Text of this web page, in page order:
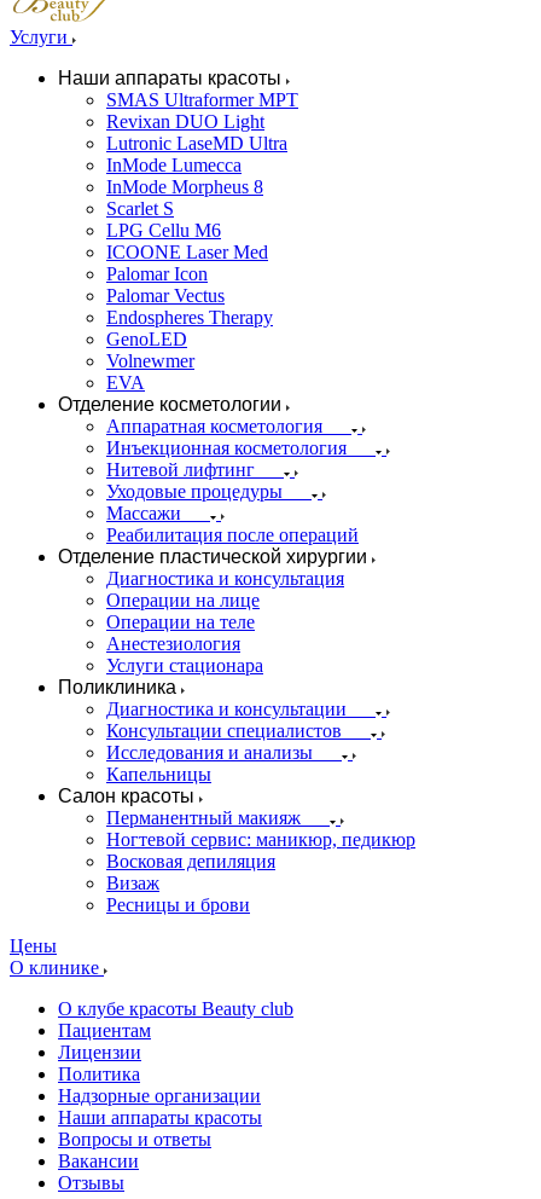
Услуги
Наши аппараты красоты
SMAS Ultraformer MPT
Revixan DUO Light
Lutronic LaseMD Ultra
InMode Lumecca
InMode Morpheus 8
Scarlet S
LPG Cellu M6
ICOONE Laser Med
Palomar Icon
Palomar Vectus
Endospheres Therapy
GenoLED
Volnewmer
EVA
Отделение косметологии
Аппаратная косметология
Инъекционная косметология
Нитевой лифтинг
Уходовые процедуры
Массажи
Реабилитация после операций
Отделение пластической хирургии
Диагностика и консультация
Операции на лице
Операции на теле
Анестезиология
Услуги стационара
Поликлиника
Диагностика и консультации
Консультации специалистов
Исследования и анализы
Капельницы
Салон красоты
Перманентный макияж
Ногтевой сервис: маникюр, педикюр
Восковая депиляция
Визаж
Ресницы и брови
Цены
О клинике
О клубе красоты Beauty club
Пациентам
Лицензии
Политика
Надзорные организации
Наши аппараты красоты
Вопросы и ответы
Вакансии
Отзывы